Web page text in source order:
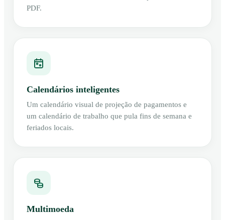
PDF.
Calendários inteligentes
Um calendário visual de projeção de pagamentos e
um calendário de trabalho que pula fins de semana e
feriados locais.
Multimoeda